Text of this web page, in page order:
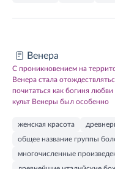
Венера
С проникновением на
Венера стала
почитаться как богиня
культ Венеры был особенно
женская красота
общее название группы
многочисленные